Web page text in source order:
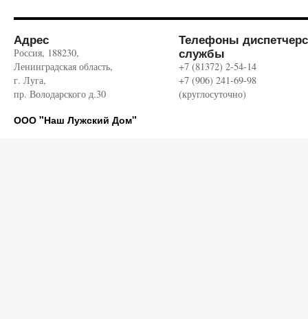
Адрес
Россия, 188230,
Ленинградская область,
г. Луга,
пр. Володарского д.30
Телефоны
службы
+7 (81372) 2-54-14
+7 (906) 241-69-98
(круглосуточно)
ООО "Наш Лужский Дом"